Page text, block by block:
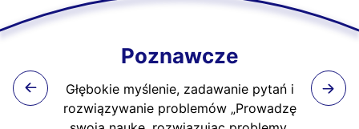
Poznawcze
Głębokie myślenie, zadawanie pytań i
rozwiązywanie problemów „Prowadzę